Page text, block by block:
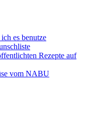
es benutze
Rezepte auf
vom NABU